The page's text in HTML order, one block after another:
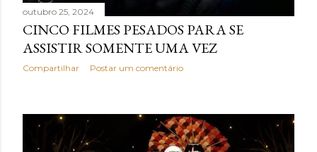
outubro 25, 2024
CINCO FILMES PESADOS PARA SE
ASSISTIR SOMENTE UMA VEZ
Compartilhar Postar um comentário